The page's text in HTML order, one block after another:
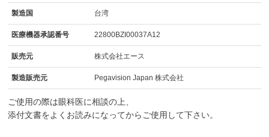
製造国 台湾
医療機器承認番号 22800BZI00037A12
販売元 株式会社エース
製造販売元 Pegavision Japan 株式会社
ご使用の際は眼科医に相談の上、
添付文書をよくお読みになってからご使用して下さい。